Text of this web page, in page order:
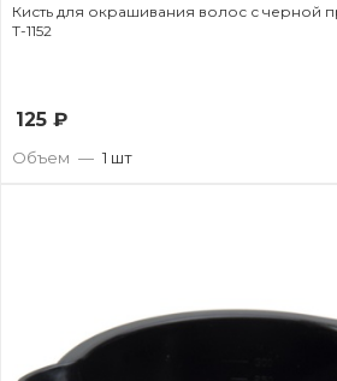
Кисть для окрашивания волос с черной
T-1152
125 ₽
Объем — 1 шт